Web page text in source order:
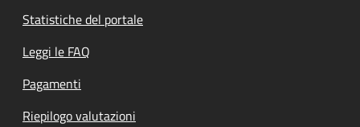
Statistiche del portale
Leggi le FAQ
Pagamenti
Riepilogo valutazioni